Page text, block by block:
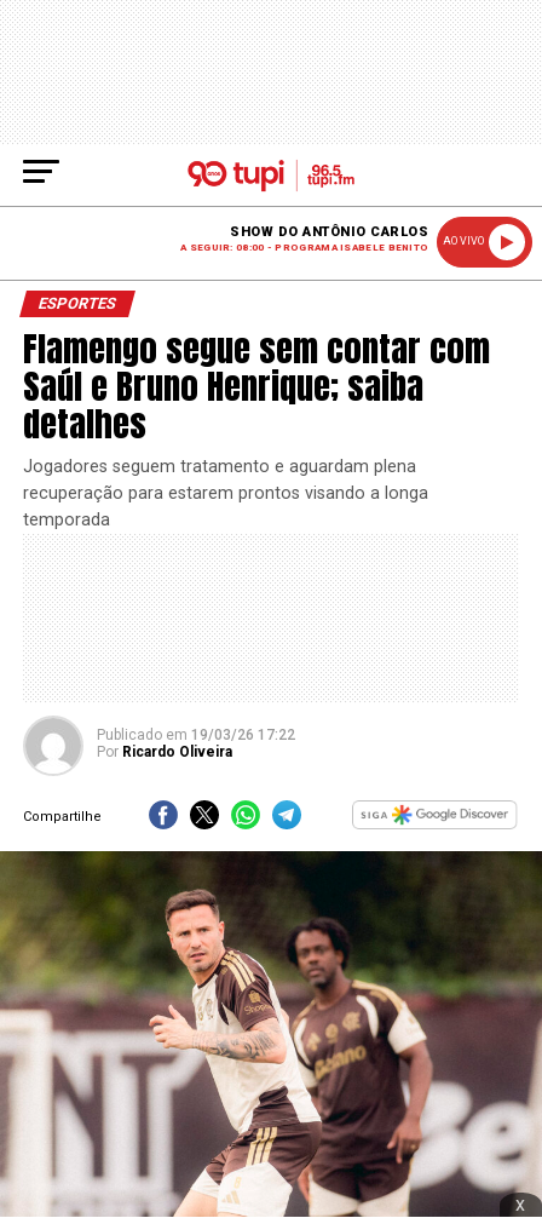
SHOW DO ANTÔNIO CARLOS
A SEGUIR: 08:00 - PROGRAMA ISABELE BENITO
AO VIVO
ESPORTES
Flamengo segue sem contar com
Saúl e Bruno Henrique; saiba
detalhes
Jogadores seguem tratamento e aguardam plena
recuperação para estarem prontos visando a longa
temporada
Publicado em 19/03/26 17:22
Por Ricardo Oliveira
Compartilhe
x